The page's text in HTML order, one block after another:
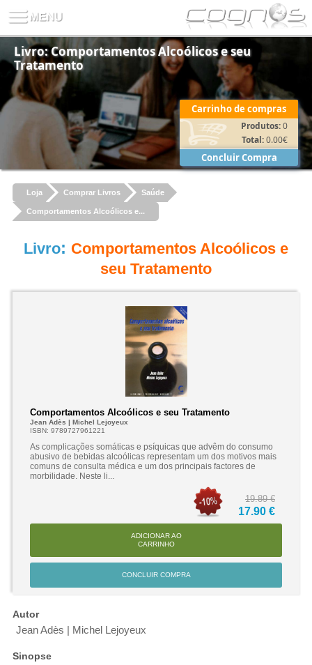
Carrinho de compras
Produtos:0
Total:0.00€
Concluir Compra
Livro: Comportamentos Alcoólicos e seu
Tratamento
Loja Comprar Livros Saúde
Comportamentos Alcoólicos e...
Livro: Comportamentos Alcoólicos e
seu Tratamento
Comportamentos Alcoólicos e seu Tratamento
Jean Adès | Michel Lejoyeux
ISBN: 9789727961221
As complicações somáticas e psíquicas que advêm do consumo
abusivo de bebidas alcoólicas representam um dos motivos mais
comuns de consulta médica e um dos principais factores de
morbilidade. Neste li...
19.89 €
17.90 €
ADICIONAR AO
CARRINHO
CONCLUIR COMPRA
Autor
Jean Adès | Michel Lejoyeux
Sinopse